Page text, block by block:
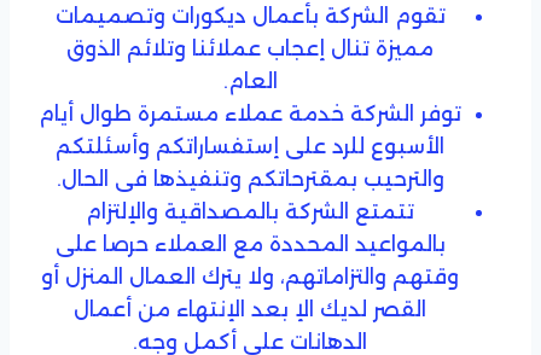
تقوم الشركة بأعمال ديكورات وتصميمات
مميزة تنال إعجاب عملائنا وتلائم الذوق
العام.
توفر الشركة خدمة عملاء مستمرة طوال أيام
الأسبوع للرد على إستفساراتكم وأسئلتكم
والترحيب بمقترحاتكم وتنفيذها فى الحال.
تتمتع الشركة بالمصداقية والإلتزام
بالمواعيد المحددة مع العملاء حرصا على
وقتهم والتزاماتهم، ولا يترك العمال المنزل أو
القصر لديك الإ بعد الإنتهاء من أعمال
الدهانات على أكمل وجه.